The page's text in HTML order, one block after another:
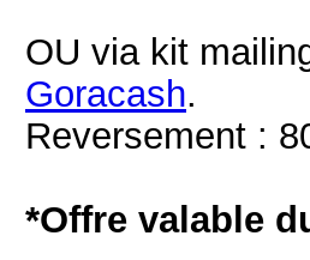
OU via kit
Goracash.
Reversement :
*Offre valable